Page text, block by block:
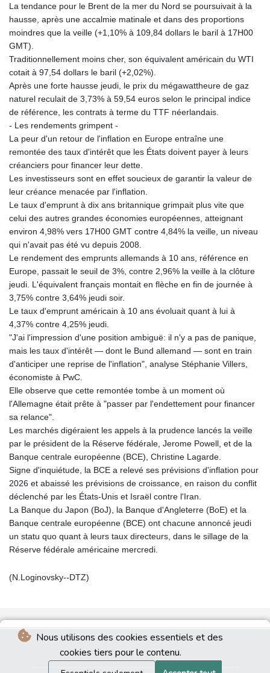
Nous utilisons des cookies essentiels et des
cookies tiers pour le contenu.
La tendance pour le Brent de la mer du Nord se poursuivait à la
hausse, après une accalmie matinale et dans des proportions
moindres que la veille (+1,10% à 109,84 dollars le baril à 17H00
GMT).
Traditionnellement moins cher, son équivalent américain du WTI
cotait à 97,54 dollars le baril (+2,02%).
Après une forte hausse jeudi, le prix du mégawattheure de gaz
naturel reculait de 3,73% à 59,54 euros selon le principal indice
de référence, les contrats à terme du TTF néerlandais.
- Les rendements grimpent -
La peur d'un retour de l'inflation en Europe entraîne une
remontée des taux d'intérêt que les États doivent payer à leurs
créanciers pour financer leur dette.
Les investisseurs sont en effet soucieux de garantir la valeur de
leur créance menacée par l'inflation.
Le taux d'emprunt à dix ans britannique grimpait plus vite que
celui des autres grandes économies européennes, atteignant
environ 4,98% vers 17H00 GMT contre 4,84% la veille, un niveau
qui n'avait pas été vu depuis 2008.
Le rendement des emprunts allemands à 10 ans, référence en
Europe, passait le seuil de 3%, contre 2,96% la veille à la clôture
jeudi. L'équivalent français montait en flèche en fin de journée à
3,75% contre 3,64% jeudi soir.
Le taux d'emprunt américain à 10 ans évoluait quant à lui à
4,37% contre 4,25% jeudi.
"J'ai l'impression d'une position ambiguë: il n'y a pas de panique,
mais les taux d'intérêt — dont le Bund allemand — sont en train
d'anticiper une reprise de l'inflation", analyse Stéphanie Villers,
économiste à PwC.
Elle observe que cette remontée tombe à un moment où
l'Allemagne était prête à "passer par l'endettement pour financer
sa relance".
Les marchés digéraient les appels à la prudence lancés la veille
par le président de la Réserve fédérale, Jerome Powell, et de la
Banque centrale européenne (BCE), Christine Lagarde.
Signe d'inquiétude, la BCE a relevé ses prévisions d'inflation pour
2026 et abaissé les prévisions de croissance, en raison du conflit
déclenché par les États-Unis et Israël contre l'Iran.
La Banque du Japon (BoJ), la Banque d'Angleterre (BoE) et la
Banque centrale européenne (BCE) ont chacune annoncé jeudi
un statu quo quant à leurs taux directeurs, dans le sillage de la
Réserve fédérale américaine mercredi.
(N.Loginovsky--DTZ)